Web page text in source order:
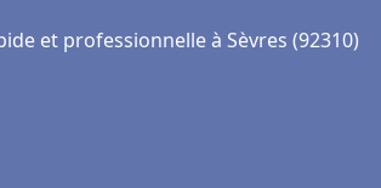
et professionnelle à Sèvres (92310)